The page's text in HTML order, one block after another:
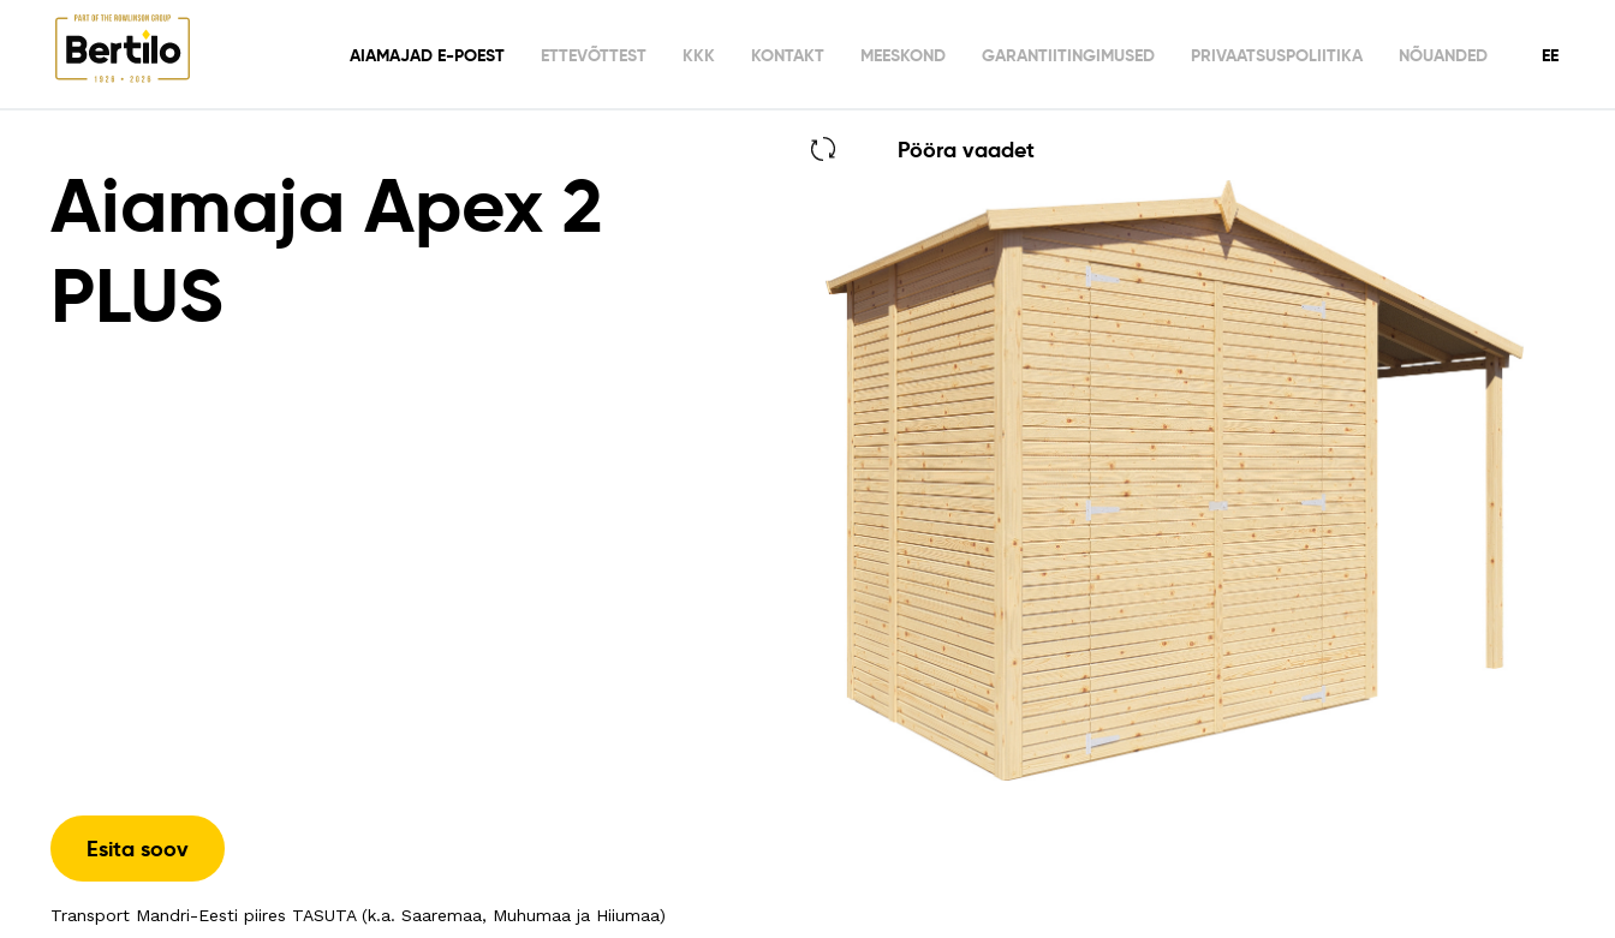
AIAMAJAD E-POEST ETTEVÕTTEST KKK KONTAKT MEESKOND GARANTIITINGIMUSED PRIVAATSUSPOLIITIKA NÕUANDED EE
AIAMAJAD E-POEST
Aiamaja Apex 2
PLUS
Esita soov
Transport Mandri-Eesti piires TASUTA (k.a. Saaremaa, Muhumaa ja Hiiumaa)
Pööra vaadet